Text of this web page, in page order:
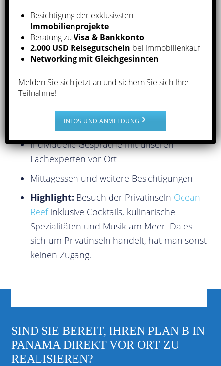
Exklusive Immobilienbesichtigungen in
Panama City
Lernen Sie die interessantesten Stadteile
Panama Citys kennen, und wo es sich zu
investieren lohnt
Deutschsprachige
Rechtsanwälte: Präsentation und
Gespräche über Visa und Bankkonten
Individuelle Gespräche mit unseren
Fachexperten vor Ort
Mittagessen und weitere Besichtigungen
Highlight: Besuch der Privatinseln Ocean
Reefinklusive Cocktails, kulinarische
Spezialitäten und Musik am Meer. Da es
sich um Privatinseln handelt, hat man sonst
keinen Zugang.
SIND SIE BEREIT, IHREN PLAN B IN
PANAMA DIREKT VOR ORT ZU
REALISIEREN?
Besichtigung der exklusivsten
Immobilienprojekte
Beratung zuVisa & Bankkonto
2.000 USD Reisegutschein bei Immobilienkauf
Networking mit Gleichgesinnten
Melden Sie sich jetzt an und sichern Sie sich Ihre
Teilnahme!
INFOS UND ANMELDUNG